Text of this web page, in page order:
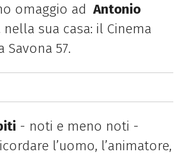
omaggio adAntonio
nella sua casa: il Cinema
Savona 57.
- noti e meno noti -
l’uomo, l’animatore,